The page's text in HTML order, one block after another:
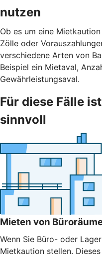
nutzen
Ob es um eine
Zölle oder
verschiedene Arten von
Beispiel ein Mietaval,
Gewährleistungsaval.
Für diese Fälle
sinnvoll
Mieten von
Wenn Sie Büro- oder
Mietkaution stellen.